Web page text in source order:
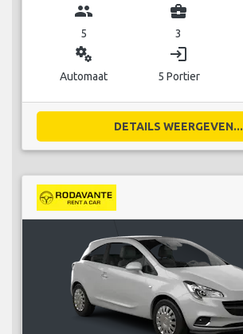
group
5
business_center
3
miscellaneous_services
Automaat
login
5 Portier
DETAILS WEERGEVEN...